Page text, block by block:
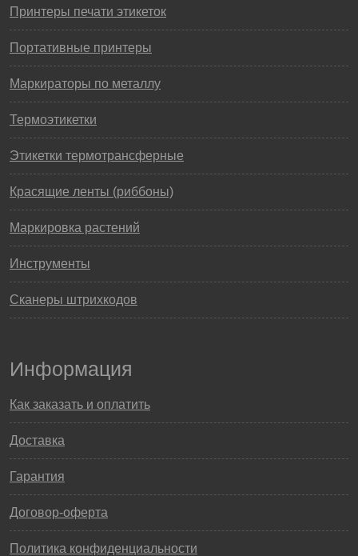
Принтеры печати этикеток
Портативные принтеры
Маркираторы по металлу
Термоэтикетки
Этикетки термотрансферные
Красящие ленты (риббоны)
Маркировка растений
Инструменты
Сканеры штрихкодов
Информация
Как заказать и оплатить
Доставка
Гарантия
Договор-оферта
Политика конфиденциальности